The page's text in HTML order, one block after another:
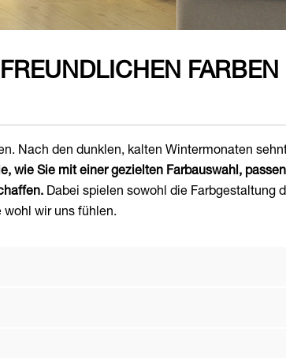
Nach den dunklen, kalten Wintermonaten
wie Sie mit einer gezielten Farbauswahl,
Dabei spielen sowohl die Farbgestaltung
wir uns fühlen.